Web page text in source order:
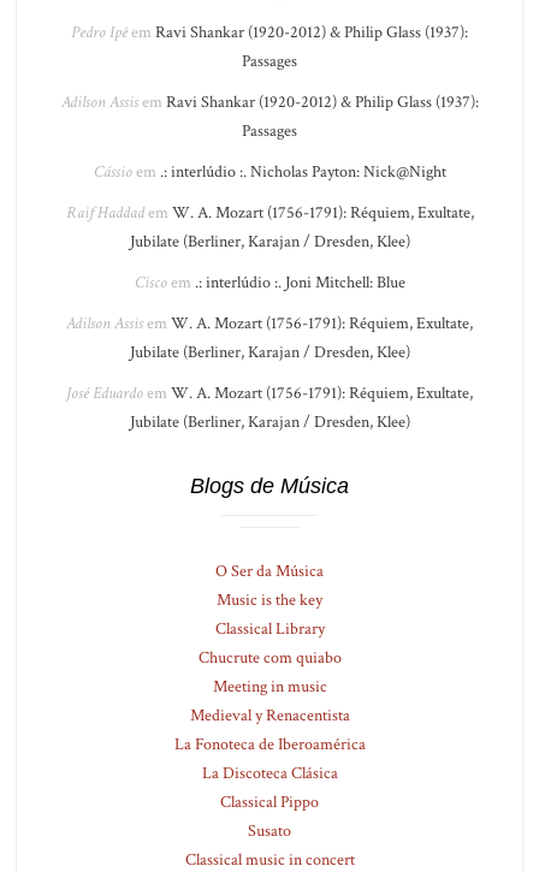
Pedro Ipêem Ravi Shankar (1920-2012) & Philip Glass (1937):
Passages
Adilson Assisem Ravi Shankar (1920-2012) & Philip Glass (1937):
Passages
Cássioem .: interlúdio :. Nicholas Payton: Nick@Night
Raif Haddadem W. A. Mozart (1756-1791): Réquiem, Exultate,
Jubilate (Berliner, Karajan / Dresden, Klee)
Ciscoem .: interlúdio :. Joni Mitchell: Blue
Adilson Assisem W. A. Mozart (1756-1791): Réquiem, Exultate,
Jubilate (Berliner, Karajan / Dresden, Klee)
José Eduardoem W. A. Mozart (1756-1791): Réquiem, Exultate,
Jubilate (Berliner, Karajan / Dresden, Klee)
Blogs de Música
O Ser da Música
Music is the key
Classical Library
Chucrute com quiabo
Meeting in music
Medieval y Renacentista
La Fonoteca de Iberoamérica
La Discoteca Clásica
Classical Pippo
Susato
Classical music in concert